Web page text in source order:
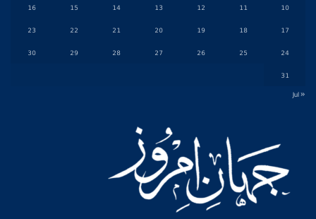
10
11
12
13
14
15
16
17
18
19
20
21
22
23
24
25
26
27
28
29
30
31
« Jul